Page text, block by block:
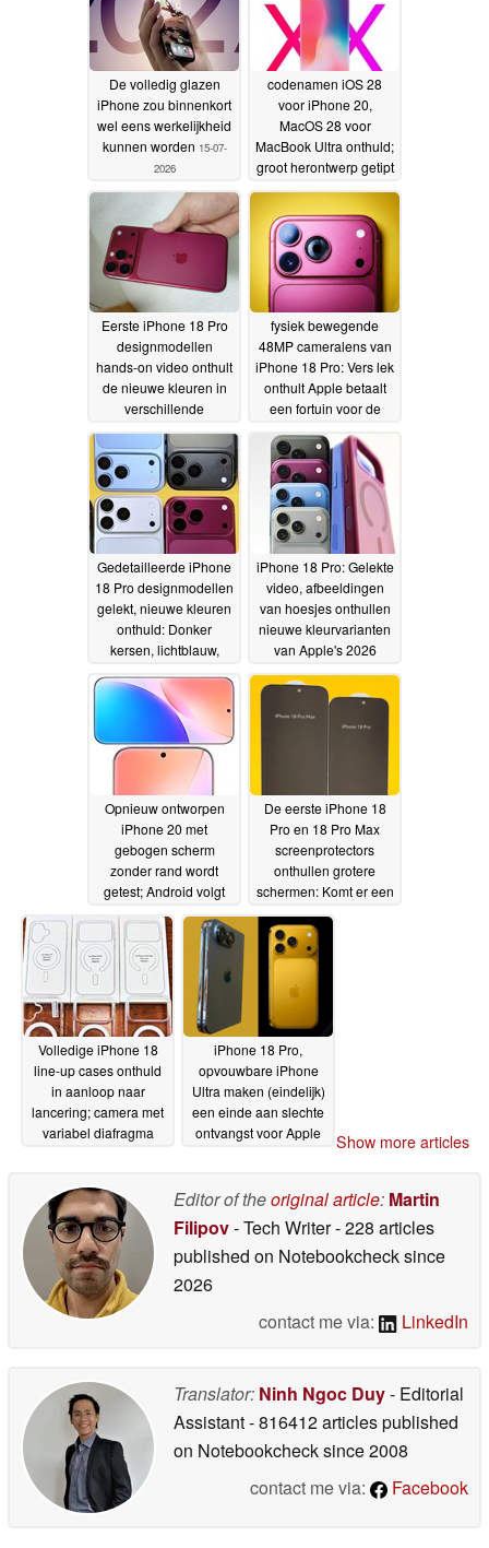
De volledig glazen
iPhone zou binnenkort
wel eens werkelijkheid
kunnen worden 15-07-
2026
codenamen iOS 28
voor iPhone 20,
MacOS 28 voor
MacBook Ultra onthuld;
groot herontwerp getipt
01-06-2026
Eerste iPhone 18 Pro
designmodellen
hands-on video onthult
de nieuwe kleuren in
verschillende
31-05-2026
fysiek bewegende
48MP cameralens van
iPhone 18 Pro: Vers lek
onthult Apple betaalt
een fortuin voor de
Gedetailleerde iPhone
18 Pro designmodellen
gelekt, nieuwe kleuren
onthuld: Donker
kersen, lichtblauw,
iPhone 18 Pro: Gelekte
video, afbeeldingen
van hoesjes onthullen
nieuwe kleurvarianten
van Apple's 2026
25-05-
2026
Opnieuw ontworpen
iPhone 20 met
gebogen scherm
zonder rand wordt
getest; Android volgt
ontwerpwijziging23-05-
2026
De eerste iPhone 18
Pro en 18 Pro Max
screenprotectors
onthullen grotere
schermen: Komt er een
2026
Volledige iPhone 18
line-up cases onthuld
in aanloop naar
lancering; camera met
variabel diafragma
iPhone 18 Pro,
opvouwbare iPhone
Ultra maken (eindelijk)
een einde aan slechte
ontvangst voor Apple
Show more articles
Editor of theoriginal article: Martin
Filipov- Tech Writer- 228 articles
published on Notebookchecksince
2026
contact me via:
LinkedIn
Translator: Ninh Ngoc Duy- Editorial
Assistant- 816412 articles published
on Notebookchecksince 2008
contact me via:
Facebook